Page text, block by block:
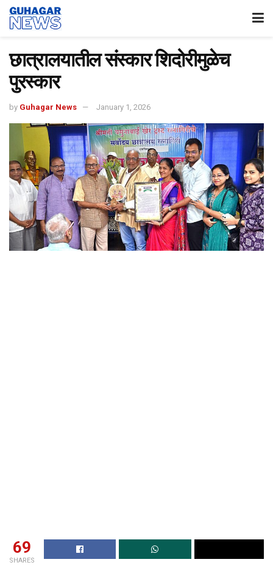
छात्रालयातील संस्कार शिदोरीमुळेच
पुरस्कार
by Guhagar News January 1, 2026
69
SHARES